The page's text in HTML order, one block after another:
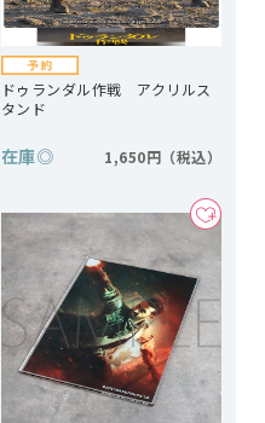
ドゥランダル作戦 アクリルス
タンド
在庫◎ 1,650円